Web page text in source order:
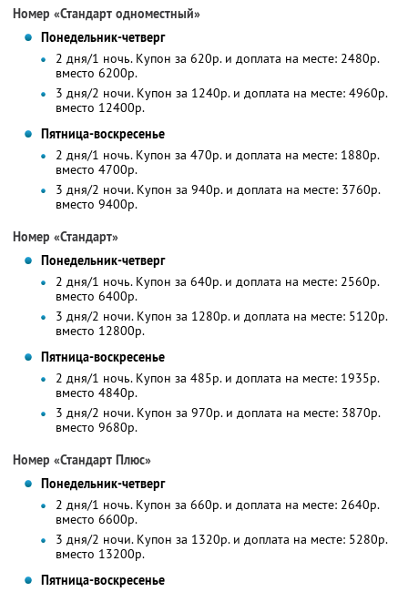
Номер «Стандарт одноместный»
Понедельник-четверг
2 дня/1 ночь. Купон за 620р. и доплата на месте: 2480р.
вместо 6200р.
3 дня/2 ночи. Купон за 1240р. и доплата на месте: 4960р.
вместо 12400р.
Пятница-воскресенье
2 дня/1 ночь. Купон за 470р. и доплата на месте: 1880р.
вместо 4700р.
3 дня/2 ночи. Купон за 940р. и доплата на месте: 3760р.
вместо 9400р.
Номер «Стандарт»
Понедельник-четверг
2 дня/1 ночь. Купон за 640р. и доплата на месте: 2560р.
вместо 6400р.
3 дня/2 ночи. Купон за 1280р. и доплата на месте: 5120р.
вместо 12800р.
Пятница-воскресенье
2 дня/1 ночь. Купон за 485р. и доплата на месте: 1935р.
вместо 4840р.
3 дня/2 ночи. Купон за 970р. и доплата на месте: 3870р.
вместо 9680р.
Номер «Стандарт Плюс»
Понедельник-четверг
2 дня/1 ночь. Купон за 660р. и доплата на месте: 2640р.
вместо 6600р.
3 дня/2 ночи. Купон за 1320р. и доплата на месте: 5280р.
вместо 13200р.
Пятница-воскресенье